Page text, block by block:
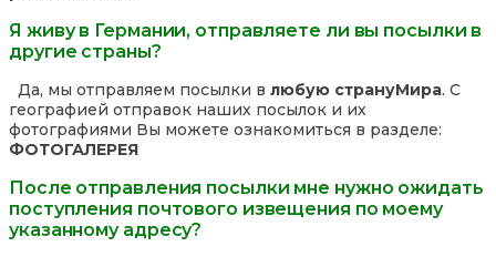
Я живу в Германии, отправляете ли вы посылки в
другие страны?
Да, мы отправляем посылки в любую странуМира. С
географией отправок наших посылок и их
фотографиями Вы можете ознакомиться в разделе:
ФОТОГАЛЕРЕЯ
После отправления посылки мне нужно ожидать
поступления почтового извещения по моему
указанному адресу?